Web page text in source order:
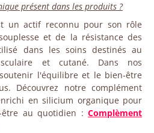
présent dans les produits ?
un actif reconnu pour son rôle
et de la résistance des
dans les soins destinés au
et cutané. Dans nos
l'équilibre et le bien-être
Découvrez notre complément
en silicium organique pour
être au quotidien : Complèment